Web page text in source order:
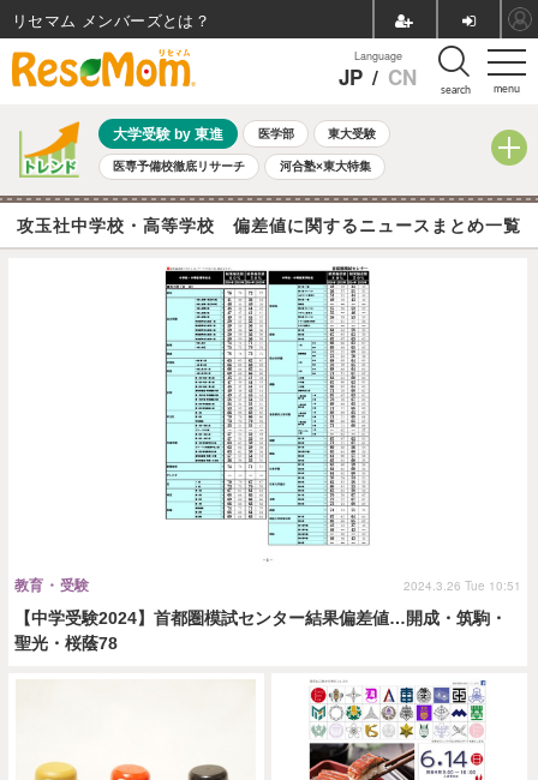
menu
Language
JP / CN search
大学受験 by 東進 医学部 東大受験
医専予備校徹底リサーチ 河合塾×東大特集
親子で考える大学選び 高校受験 中学受験 小学校受験
共通テスト 夏休み 8月開催学校説明会・相談会
自由研究教材（小学生向け） 自由研究教材（中学生向け）
攻玉社中学校・高等学校 偏差値に関するニュースまとめ一覧
【中学受験2024】首都圏模試センター結果偏差値…開成・筑駒・
聖光・桜蔭78
教育・受験 2024.3.26 Tue 10:51
リセマム メンバーズ